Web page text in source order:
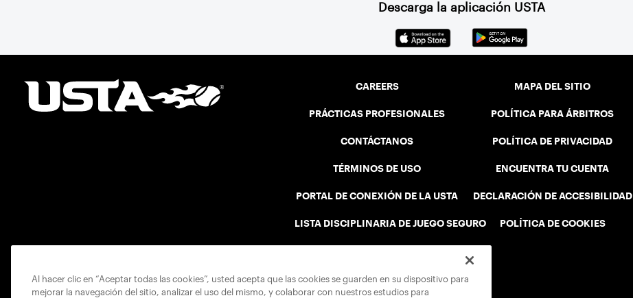
Descarga la aplicación USTA
CAREERS
PRÁCTICAS PROFESIONALES
CONTÁCTANOS
TÉRMINOS DE USO
PORTAL DE CONEXIÓN DE LA USTA
LISTA DISCIPLINARIA DE JUEGO SEGURO
MAPA DEL SITIO
POLÍTICA PARA ÁRBITROS
POLÍTICA DE PRIVACIDAD
ENCUENTRA TU CUENTA
DECLARACIÓN DE ACCESIBILIDAD
POLÍTICA DE COOKIES
Al hacer clic en “Aceptar todas las cookies”, usted acepta que las cookies se guarden en su dispositivo para
mejorar la navegación del sitio, analizar el uso del mismo, y colaborar con nuestros estudios para